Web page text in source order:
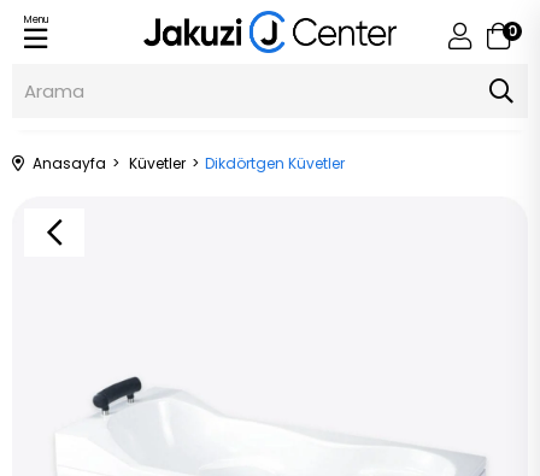
0
Menu
Anasayfa Küvetler Dikdörtgen Küvetler